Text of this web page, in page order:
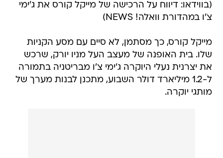
(בווידאו: דיווח על הרכישה של מייקל קורס את ג'ימי
צ'ו במהדורת וואלה! NEWS)
מייקל קורס, כך מסתמן, לא סיים עם מסע הקניות
שלו. בית האופנה של מעצב העל מניו יורק, שרכש
את יצרנית נעלי היוקרה ג'ימי צ'ו מבריטניה בתמורה
ל-1.2 מיליארד דולר השבוע, מתכנן לבנות מערך של
מותגי יוקרה.